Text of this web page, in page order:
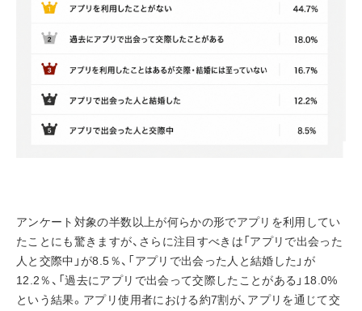
アンケート対象の半数以上が何らかの形でアプリを利用してい
たことにも驚きますが、さらに注目すべきは「アプリで出会った
人と交際中」が8.5％、「アプリで出会った人と結婚した」が
12.2％、「過去にアプリで出会って交際したことがある」18.0%
という結果。アプリ使用者における約7割が、アプリを通じて交